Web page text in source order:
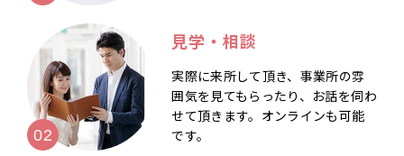
見学・相談
実際に来所して頂き、事業所の雰
囲気を見てもらったり、お話を伺わ
せて頂きます。オンラインも可能
です。